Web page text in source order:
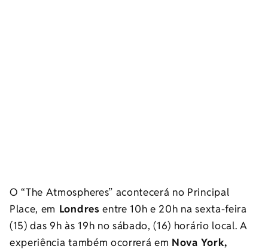
O “The Atmospheres” acontecerá no Principal
Place, em Londres entre 10h e 20h na sexta-feira
(15) das 9h às 19h no sábado, (16) horário local. A
experiência também ocorrerá em Nova York,